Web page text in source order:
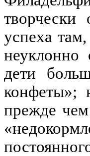
творчески
успеха
неуклонно
дети
конфеты»;
прежде